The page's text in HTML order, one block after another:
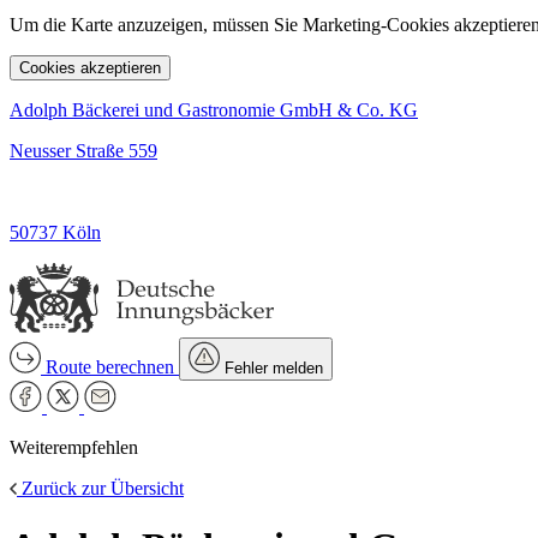
Um die Karte anzuzeigen, müssen Sie Marketing-Cookies
Cookies akzeptieren
Adolph Bäckerei und Gastronomie GmbH & Co. KG
Neusser Straße 559
50737 Köln
Route berechnen Fehler melden
Weiterempfehlen
Zurück zur Übersicht